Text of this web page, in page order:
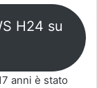
H24 su
anni è stato